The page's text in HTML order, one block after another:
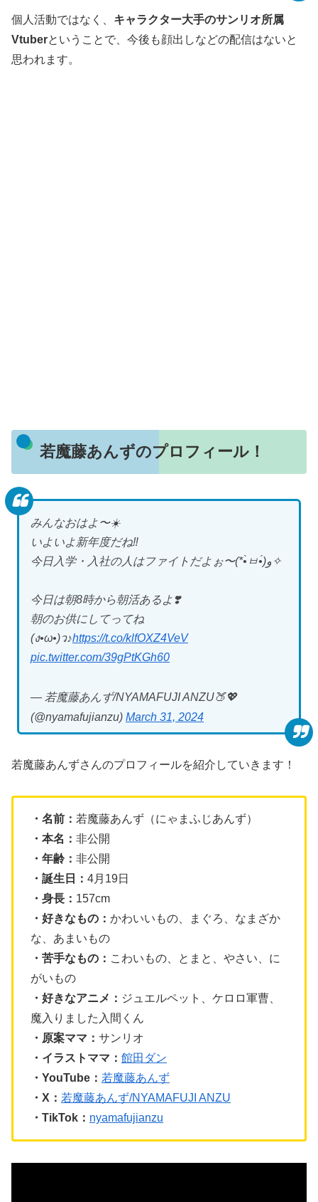
個人活動ではなく、 キャラクター大手のサンリオ所属
Vtuberということで、今後も顔出しなどの配信はないと
思われます。
若魔藤あんずのプロフィール！
みんなおはよ〜☀️
いよいよ新年度だね‼︎
今日入学・入社の人はファイトだよぉ〜(*•̀ㅂ•́)و✧
今日は朝8時から朝活あるよ❣️
朝のお供にしてってね
(ง•ω•)ว♪https://t.co/klfOXZ4VeV
pic.twitter.com/39gPtKGh60
— 若魔藤あんず/NYAMAFUJI ANZU🍑💖
(@nyamafujianzu) March 31, 2024
若魔藤あんずさんのプロフィールを紹介していきます！
・名前： 若魔藤あんず（にゃまふじあんず）
・本名： 非公開
・年齢： 非公開
・誕生日： 4月19日
・身長： 157cm
・好きなもの： かわいいもの、まぐろ、なまざか
な、あまいもの
・苦手なもの： こわいもの、とまと、やさい、に
がいもの
・好きなアニメ： ジュエルペット、ケロロ軍曹、
魔入りました入間くん
・原案ママ： サンリオ
・イラストママ： 館田ダン
・YouTube： 若魔藤あんず
・X： 若魔藤あんず/NYAMAFUJI ANZU
・TikTok： nyamafujianzu